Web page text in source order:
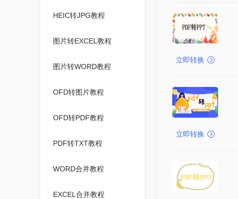
HEIC转JPG教程
图片转EXCEL教程
图片转WORD教程
OFD转图片教程
OFD转PDF教程
PDF转TXT教程
WORD合并教程
EXCEL合并教程
立即转换
立即转换